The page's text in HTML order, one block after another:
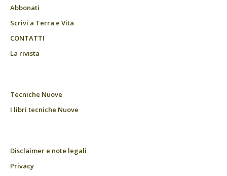
Abbonati
Scrivi a Terra e Vita
CONTATTI
La rivista
Tecniche Nuove
I libri tecniche Nuove
Disclaimer e note legali
Privacy